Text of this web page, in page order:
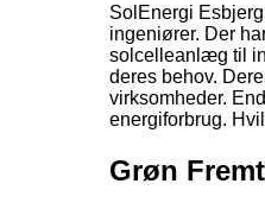
SolEnergi
ingeniører. Der
solcelleanlæg til
deres behov.
virksomheder.
energiforbrug.
Grøn